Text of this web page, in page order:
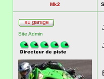
Mk2
Site Admin